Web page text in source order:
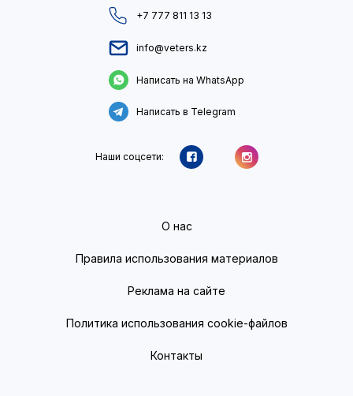
+7 777 811 13 13
info@veters.kz
Написать на WhatsApp
Написать в Telegram
Наши соцсети:
О нас
Правила использования материалов
Реклама на сайте
Политика использования cookie-файлов
Контакты